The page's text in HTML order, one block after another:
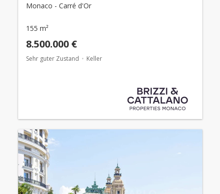
Monaco - Carré d'Or
155 m²
8.500.000 €
Sehr guter Zustand Keller